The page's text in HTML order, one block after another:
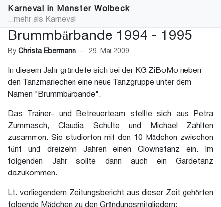
Karneval in Münster Wolbeck
...mehr als Karneval
Brummbärbande 1994 - 1995
By Christa Ebermann 29. Mai 2009
In diesem Jahr gründete sich bei der KG ZiBoMo neben
den Tanzmariechen eine neue Tanzgruppe unter dem
Namen "Brummbärbande".
Das Trainer- und Betreuerteam stellte sich aus Petra
Zummasch, Claudia Schulte und Michael Zahlten
zusammen. Sie studierten mit den 10 Mädchen zwischen
fünf und dreizehn Jahren einen Clownstanz ein. Im
folgenden Jahr sollte dann auch ein Gardetanz
dazukommen.
Lt. vorliegendem Zeitungsbericht aus dieser Zeit gehörten
folgende Mädchen zu den Gründungsmitgliedern: